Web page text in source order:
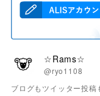
☆Rams☆
@ryo1108
ブログもツイッター投